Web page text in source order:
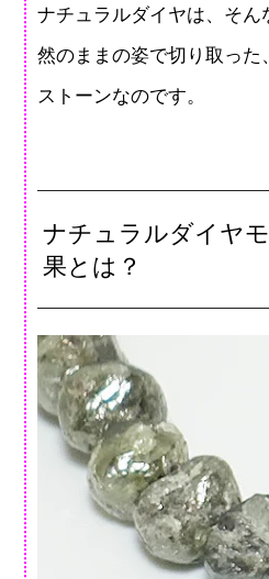
ナチュラルダイヤは、そん
然のままの姿で切り取った
ストーンなのです。
ナチュラルダイヤ
果とは？